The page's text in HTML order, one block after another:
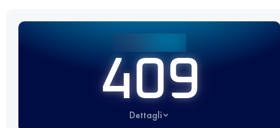
409
Dettagli